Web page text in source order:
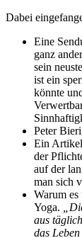
Dabei
Eine
ganz
sein
ist ein
könnte
Peter
Ein
der
auf der
man sich
Warum es
Yoga.
aus
das